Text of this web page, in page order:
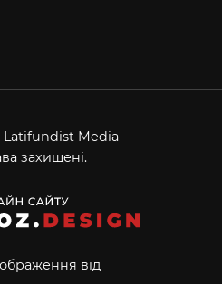
Latifundist Media
захищені.
від